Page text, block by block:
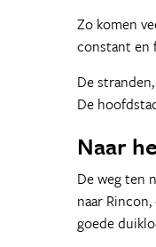
Zo komen
constant en
De
De
Naar
De weg ten
naar
goede